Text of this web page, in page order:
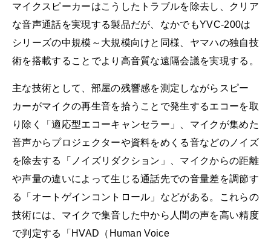
マイクスピーカーはこうしたトラブルを除去し、クリア
な音声通話を実現する製品だが、なかでもYVC-200は
シリーズの中規模～大規模向けと同様、ヤマハの独自技
術を搭載することでより高音質な遠隔会議を実現する。
主な技術として、部屋の残響感を測定しながらスピー
カーがマイクの再生音を拾うことで発生するエコーを取
り除く「適応型エコーキャンセラー」、マイクが集めた
音声からプロジェクターや資料をめくる音などのノイズ
を除去する「ノイズリダクション」、マイクからの距離
や声量の違いによって生じる通話先での音量差を調節す
る「オートゲインコントロール」などがある。これらの
技術には、マイクで集音した中から人間の声を高い精度
で判定する「HVAD（Human Voice